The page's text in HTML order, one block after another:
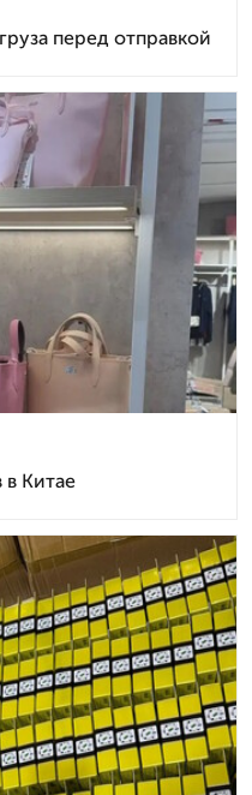
перед отправкой
Китае